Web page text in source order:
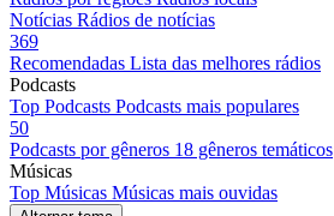
Notícias Rádios de notícias
369
Recomendadas Lista das melhores rádios
Podcasts
Top Podcasts Podcasts mais populares
50
Podcasts por gêneros 18 gêneros temáticos
Músicas
Top Músicas Músicas mais ouvidas